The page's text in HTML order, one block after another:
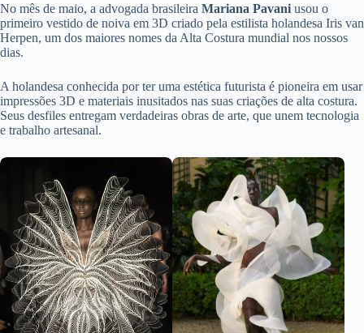
No mês de maio, a advogada brasileira Mariana Pavani usou o
primeiro vestido de noiva em 3D criado pela estilista holandesa Iris van
Herpen, um dos maiores nomes da Alta Costura mundial nos nossos
dias.
A holandesa conhecida por ter uma estética futurista é pioneira em usar
impressões 3D e materiais inusitados nas suas criações de alta costura.
Seus desfiles entregam verdadeiras obras de arte, que unem tecnologia
e trabalho artesanal.